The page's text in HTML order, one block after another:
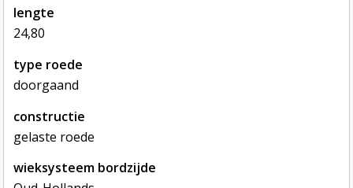
lengte
24,80
type roede
doorgaand
constructie
gelaste roede
wieksysteem bordzijde